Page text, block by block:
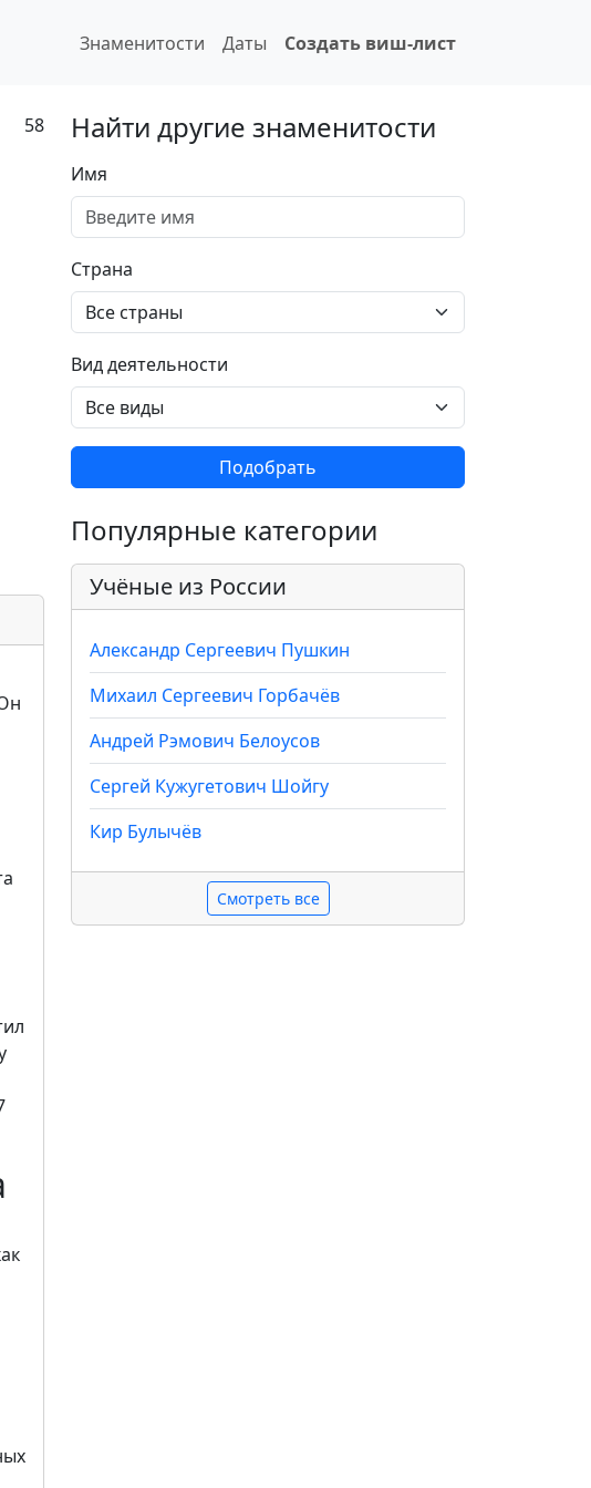
Знаменитости Даты Создать виш-лист
58 Найти другие знаменитости
Имя
Страна
Вид деятельности
Подобрать
Популярные категории
Учёные из России
Александр Сергеевич Пушкин
Михаил Сергеевич Горбачёв
Андрей Рэмович Белоусов
Сергей Кужугетович Шойгу
Кир Булычёв
Смотреть все